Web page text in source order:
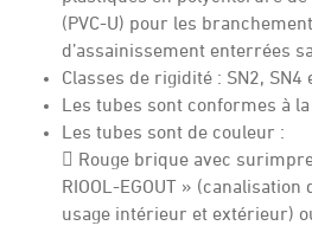
(PVC-U) pour les
d’assainissement enterrées
Classes de rigidité : SN2, SN4
Les tubes sont conformes à
Les tubes sont de couleur :
 Rouge brique avec
RIOOL-EGOUT » (canalisation
usage intérieur et extérieur)